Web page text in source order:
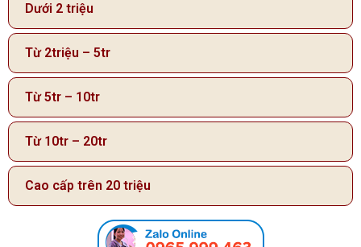
Dưới 2 triệu
Từ 2triệu – 5tr
Từ 5tr – 10tr
Từ 10tr – 20tr
Cao cấp trên 20 triệu